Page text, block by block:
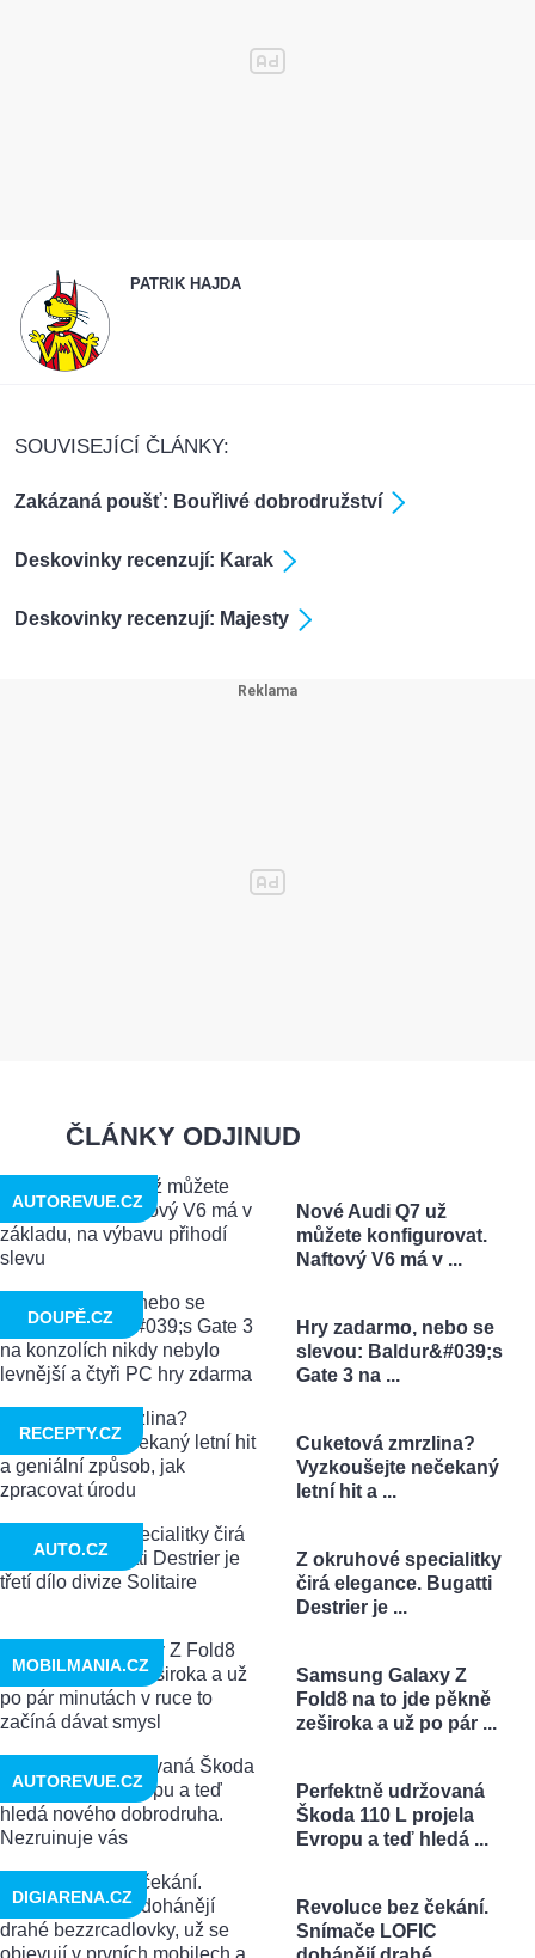
PATRIK HAJDA
SOUVISEJÍCÍ ČLÁNKY:
Zakázaná poušť: Bouřlivé dobrodružství
Deskovinky recenzují: Karak
Deskovinky recenzují: Majesty
ČLÁNKY ODJINUD
Nové Audi Q7 už
můžete konfigurovat.
Naftový V6 má v ...
AUTOREVUE.CZ
Hry zadarmo, nebo se
slevou: Baldur&#039;s
Gate 3 na ...
DOUPĚ.CZ
Cuketová zmrzlina?
Vyzkoušejte nečekaný
letní hit a ...
RECEPTY.CZ
Z okruhové specialitky
čirá elegance. Bugatti
Destrier je ...
AUTO.CZ
Samsung Galaxy Z
Fold8 na to jde pěkně
zeširoka a už po pár ...
MOBILMANIA.CZ
Perfektně udržovaná
Škoda 110 L projela
Evropu a teď hledá ...
AUTOREVUE.CZ
Revoluce bez čekání.
Snímače LOFIC
DIGIARENA.CZ